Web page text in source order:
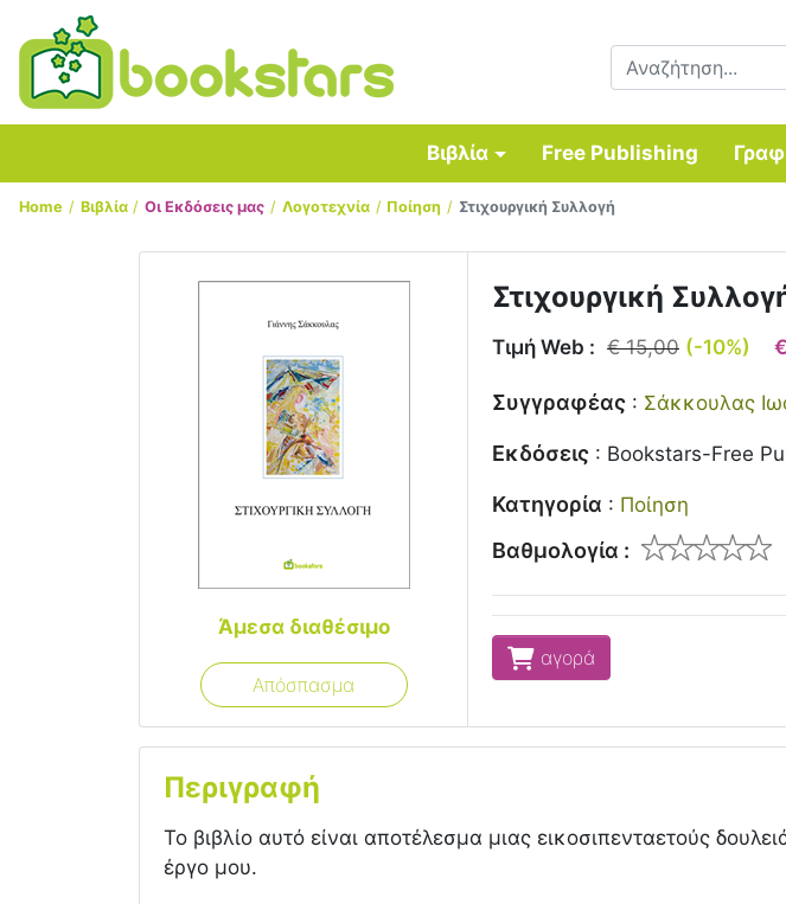
Βιβλία Free Publishing
Home Βιβλία Οι Εκδόσεις μας Λογοτεχνία Ποίηση Στιχουργική Συλλογή
Άμεσα διαθέσιμο
Απόσπασμα
Στιχουργική
Τιμή Web : € 15,00 (-10%)
Συγγραφέας : Σάκκουλας
Εκδόσεις : Bookstars-Free
Κατηγορία : Ποίηση
Βαθμολογία :
αγορά
Περιγραφή
Το βιβλίο αυτό είναι αποτέλεσμα μιας εικοσιπενταετούς
έργο μου.